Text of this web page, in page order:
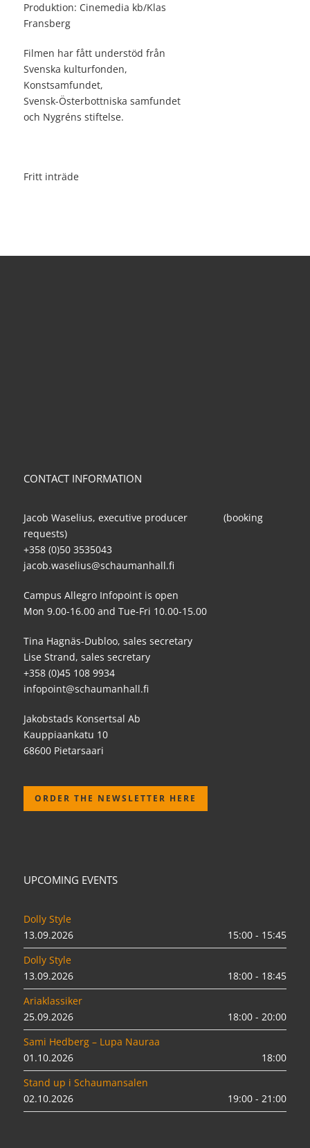
Produktion: Cinemedia kb/Klas
Fransberg
Filmen har fått understöd från
Svenska kulturfonden,
Konstsamfundet,
Svensk-Österbottniska samfundet
och Nygréns stiftelse.
Fritt inträde
CONTACT INFORMATION
Jacob Waselius, executive producer (booking
requests)
+358 (0)50 3535043
jacob.waselius@schaumanhall.fi
Campus Allegro Infopoint is open
Mon 9.00-16.00 and Tue-Fri 10.00-15.00
Tina Hagnäs-Dubloo, sales secretary
Lise Strand, sales secretary
+358 (0)45 108 9934
infopoint@schaumanhall.fi
Jakobstads Konsertsal Ab
Kauppiaankatu 10
68600 Pietarsaari
ORDER THE NEWSLETTER HERE
UPCOMING EVENTS
Dolly Style
13.09.2026
15:00 - 15:45
Dolly Style
13.09.2026
18:00 - 18:45
Ariaklassiker
25.09.2026
18:00 - 20:00
Sami Hedberg – Lupa Nauraa
01.10.2026
18:00
Stand up i Schaumansalen
02.10.2026
19:00 - 21:00